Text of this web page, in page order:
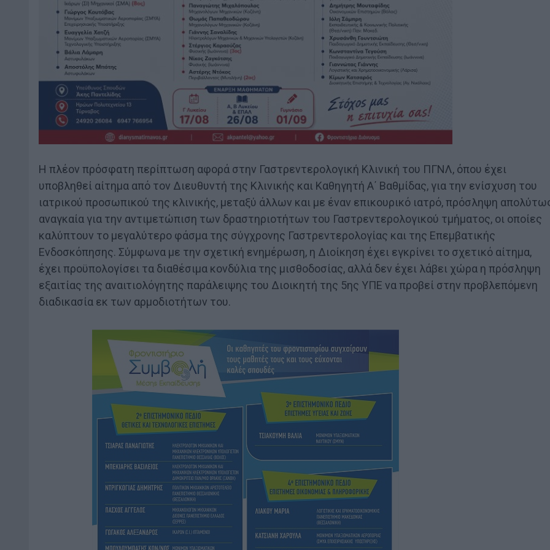
Η πλέον πρόσφατη περίπτωση αφορά στην Γαστρεντερολογική Κλινική του ΠΓΝΛ, όπου έχει
υποβληθεί αίτημα από τον Διευθυντή της Κλινικής και Καθηγητή Α΄ Βαθμίδας, για την ενίσχυση του
ιατρικού προσωπικού της κλινικής, μεταξύ άλλων και με έναν επικουρικό ιατρό, πρόσληψη
αναγκαία για την αντιμετώπιση των δραστηριοτήτων του Γαστρεντερολογικού τμήματος, οι οποίες
καλύπτουν το μεγαλύτερο φάσμα της σύγχρονης Γαστρεντερολογίας και της Επεμβατικής
Ενδοσκόπησης. Σύμφωνα με την σχετική ενημέρωση, η Διοίκηση έχει εγκρίνει το σχετικό αίτημα,
έχει προϋπολογίσει τα διαθέσιμα κονδύλια της μισθοδοσίας, αλλά δεν έχει λάβει χώρα η πρόσληψη
εξαιτίας της αναιτιολόγητης παράλειψης του Διοικητή της 5ης ΥΠΕ να προβεί στην προβλεπόμενη
διαδικασία εκ των αρμοδιοτήτων του.